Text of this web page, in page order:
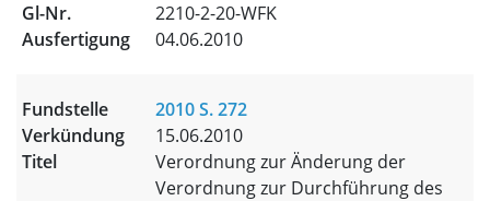
2210-2-20-WFK
04.06.2010
2010 S. 272
15.06.2010
Verordnung zur Änderung der
Verordnung zur Durchführung des